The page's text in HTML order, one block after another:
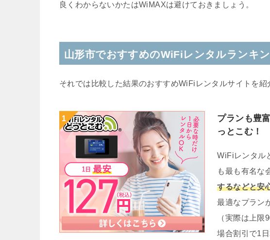
良くわからないかたはWiMAXは避けておきましょう。
山形市でおすすめのWiFiレンタルランキ
それでは比較した結果のおすすめWiFiレンタルサイトを紹
プランも豊
っとこむ！
WiFiレンタル
も最も有名な
するなどと安
最適なプラン
（実際は上
場合割引で1